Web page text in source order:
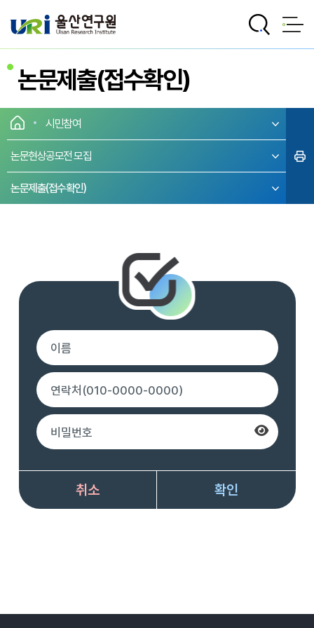
논문제출(접수확인)
시민참여
논문현상공모전 모집
논문제출(접수확인)
취소 확인